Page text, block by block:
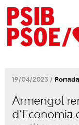
19/04/2023 / Portada
Armengol
d’Economia